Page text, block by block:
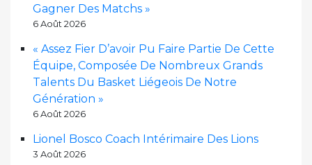
Gagner Des Matchs »
6 Août 2026
« Assez Fier D’avoir Pu Faire Partie De Cette
Équipe, Composée De Nombreux Grands
Talents Du Basket Liégeois De Notre
Génération »
6 Août 2026
Lionel Bosco Coach Intérimaire Des Lions
3 Août 2026